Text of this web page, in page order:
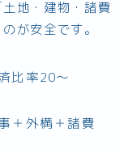
地・建物・諸費
が安全です。
比率20〜
＋外構＋諸費